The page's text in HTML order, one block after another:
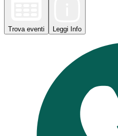
Trova eventi Leggi Info